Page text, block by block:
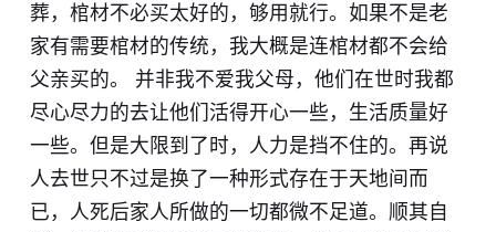
葬，棺材不必买太好的，够用就行。如果不是老
家有需要棺材的传统，我大概是连棺材都不会给
父亲买的。 并非我不爱我父母，他们在世时我都
尽心尽力的去让他们活得开心一些，生活质量好
一些。但是大限到了时，人力是挡不住的。再说
人去世只不过是换了一种形式存在于天地间而
已，人死后家人所做的一切都微不足道。顺其自